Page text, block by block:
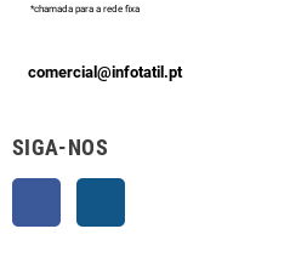
*chamada para a rede fixa
comercial@infotatil.pt
SIGA-NOS